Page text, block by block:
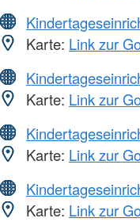
Karte: Link zur
Karte: Link zur
Karte: Link zur
Karte: Link zur